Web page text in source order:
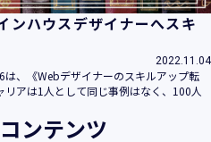
人情報を取得させていただき
力された個人情報を、当社は
す。
話等の手段により取得・収集
ンハウスデザイナーへスキ
2022.11.04
、《Webデザイナーのスキルアップ転
アは1人として同じ事例はなく、100人
ンテンツ